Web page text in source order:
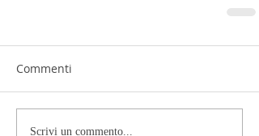
Commenti
Scrivi un commento...